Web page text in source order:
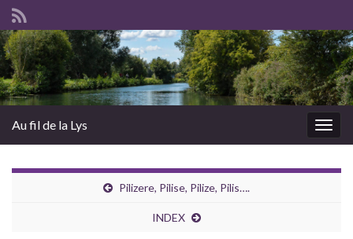
Au fil de la Lys
Pilizere, Pilise, Pilize, Pilis….
INDEX